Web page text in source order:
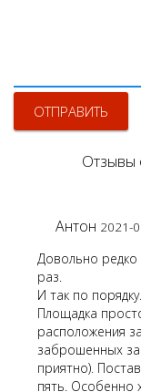
ОТПРАВИТЬ
Отзывы
Антон 2021-
Довольно
раз.
И так по порядку.
Площадка
расположения
заброшенных
приятно).
пять. Особенно